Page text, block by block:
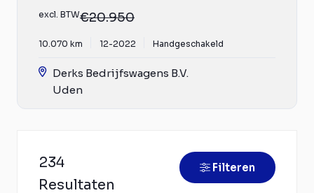
excl. BTW€20.950
10.070 km 12-2022 Handgeschakeld
Derks Bedrijfswagens B.V.
Uden
234
Resultaten
Filteren